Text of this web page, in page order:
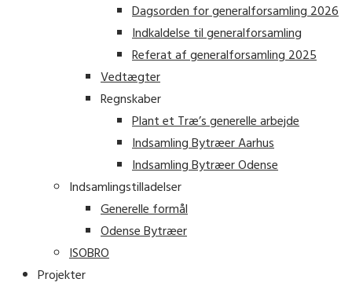
Dagsorden for generalforsamling 2026
Indkaldelse til generalforsamling
Referat af generalforsamling 2025
Vedtægter
Regnskaber
Plant et Træ’s generelle arbejde
Indsamling Bytræer Aarhus
Indsamling Bytræer Odense
Indsamlingstilladelser
Generelle formål
Odense Bytræer
ISOBRO
Projekter